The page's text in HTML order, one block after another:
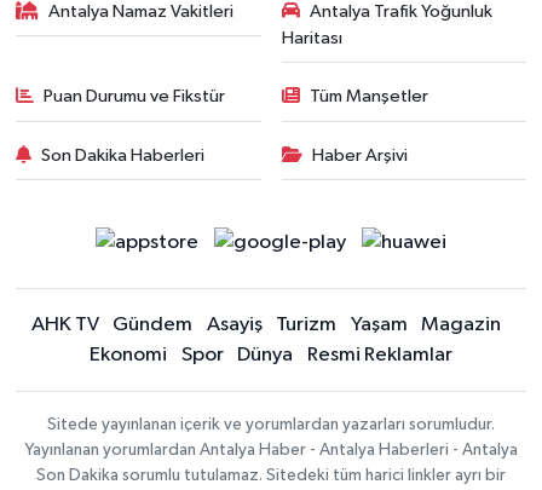
Antalya Namaz Vakitleri
Antalya Trafik Yoğunluk
Haritası
Puan Durumu ve Fikstür Tüm Manşetler
Son Dakika Haberleri Haber Arşivi
AHK TV Gündem Asayiş Turizm Yaşam
Magazin
Ekonomi
Spor Dünya Resmi Reklamlar
Sitede yayınlanan içerik ve yorumlardan yazarları sorumludur.
Yayınlanan yorumlardan Antalya Haber - Antalya Haberleri - Antalya
Son Dakika sorumlu tutulamaz. Sitedeki tüm harici linkler ayrı bir